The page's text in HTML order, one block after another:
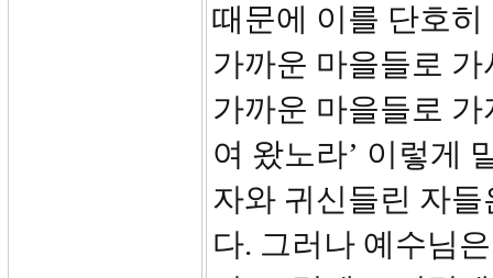
때문에 이를 단호
가까운 마을들로
가까운 마을들로
여 왔노라’ 이렇게
자와 귀신들린 자
다. 그러나 예수님